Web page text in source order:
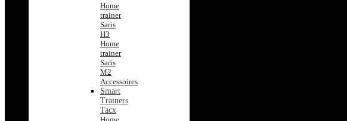
Home
trainer
Saris
H3
Home
trainer
Saris
M2
Accessoires
Smart
Trainers
Tacx